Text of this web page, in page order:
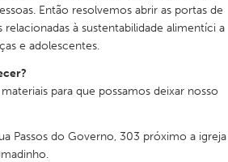
Então resolvemos abrir as portas de
à sustentabilidade alimentíci a
e adolescentes.
para que possamos deixar nosso
Passos do Governo, 303 próximo a igreja